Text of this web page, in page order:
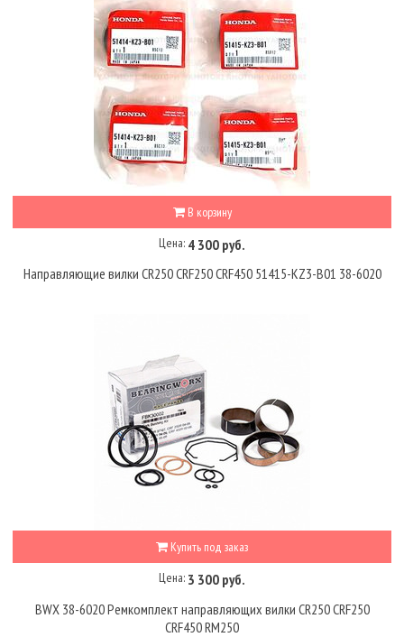
В корзину
Цена: 4 300 руб.
Направляющие вилки CR250 CRF250 CRF450 51415-KZ3-B01 38-6020
Купить под заказ
Цена: 3 300 руб.
BWX 38-6020 Ремкомплект направляющих вилки CR250 CRF250
CRF450 RM250